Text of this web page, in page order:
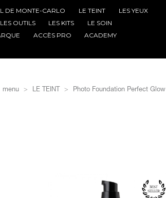
DE MONTE-CARLO LE TEINT
LES YEUX
LES OUTILS LES KITS
LE SOIN
ACCÈS PRO
ACADEMY
menu LE TEINT Photo Foundation Perfect Glow